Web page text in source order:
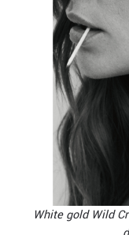
White gold Wild